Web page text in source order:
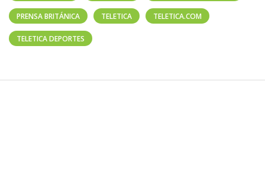
PRENSA BRITÁNICA TELETICA TELETICA.COM
TELETICA DEPORTES